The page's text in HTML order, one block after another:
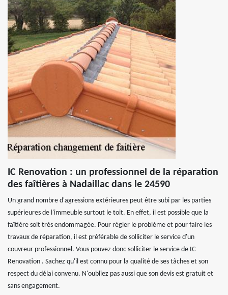
IC Renovation : un professionnel de la réparation
des faîtières à Nadaillac dans le 24590
Un grand nombre d'agressions extérieures peut être subi par les parties
supérieures de l'immeuble surtout le toit. En effet, il est possible que la
faîtière soit très endommagée. Pour régler le problème et pour faire les
travaux de réparation, il est préférable de solliciter le service d'un
couvreur professionnel. Vous pouvez donc solliciter le service de IC
Renovation . Sachez qu'il est connu pour la qualité de ses tâches et son
respect du délai convenu. N'oubliez pas aussi que son devis est gratuit et
sans engagement.